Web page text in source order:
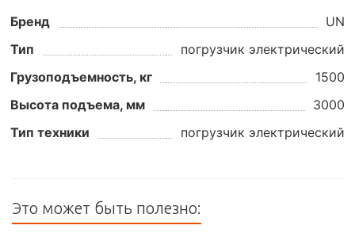
Бренд
UN
Тип
погрузчик электрический
Грузоподъемность, кг
1500
Высота подъема, мм
3000
Тип техники
погрузчик электрический
Это может быть полезно: